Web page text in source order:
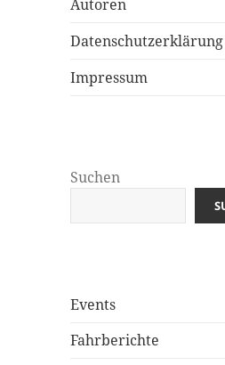
Autoren
Datenschutzerklärung
Impressum
Suchen
Events
Fahrberichte